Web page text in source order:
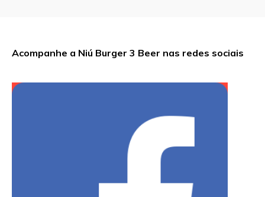
Acompanhe a Niú Burger 3 Beer nas redes sociais